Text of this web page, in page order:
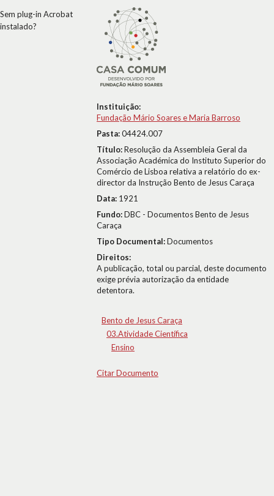
Instituição:
Fundação Mário Soares e Maria Barroso
Pasta:04424.007
Título:Resolução da Assembleia Geral da
Associação Académica do Instituto Superior do
Comércio de Lisboa relativa a relatório do ex-
director da Instrução Bento de Jesus Caraça
Data: 1921
Fundo:DBC - Documentos Bento de Jesus
Caraça
Tipo Documental:Documentos
Direitos:
A publicação, total ou parcial, deste documento
exige prévia autorização da entidade
detentora.
Bento de Jesus Caraça
03.Atividade Científica
Ensino
Citar Documento
Sem plug-in Acrobat
instalado?